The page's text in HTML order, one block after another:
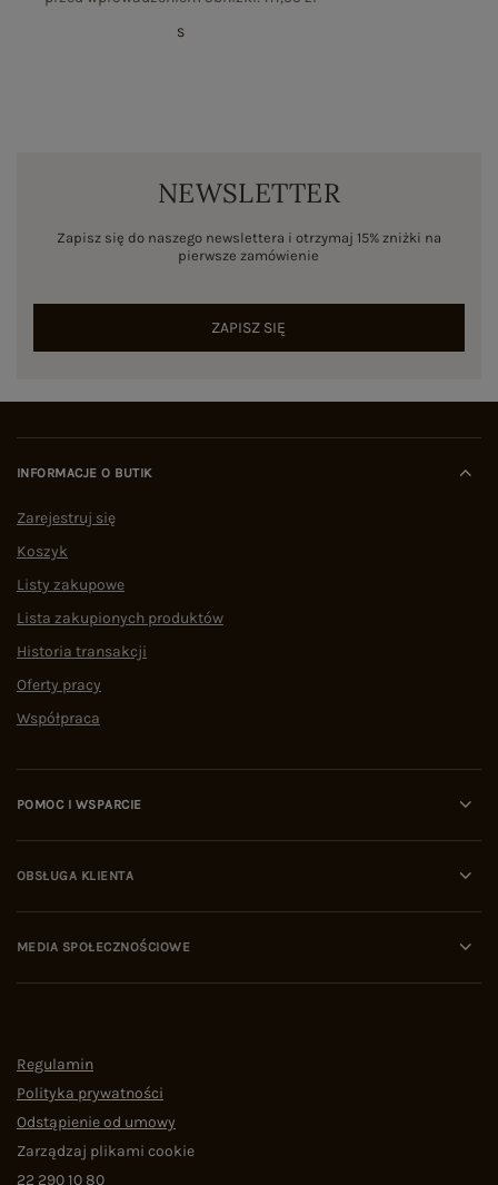
S
NEWSLETTER
Zapisz się do naszego newslettera i otrzymaj 15% zniżki na
pierwsze zamówienie
ZAPISZ SIĘ
INFORMACJE O BUTIK
Zarejestruj się
Koszyk
Listy zakupowe
Lista zakupionych produktów
Historia transakcji
Oferty pracy
Współpraca
POMOC I WSPARCIE
OBSŁUGA KLIENTA
MEDIA SPOŁECZNOŚCIOWE
Regulamin
Polityka prywatności
Odstąpienie od umowy
Zarządzaj plikami cookie
22 290 10 80